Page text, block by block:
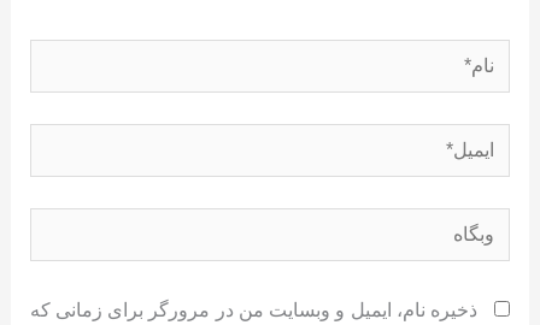
نام*
ایمیل*
وبگاه
ذخیره نام، ایمیل و وبسایت من در مرورگر برای زمانی که